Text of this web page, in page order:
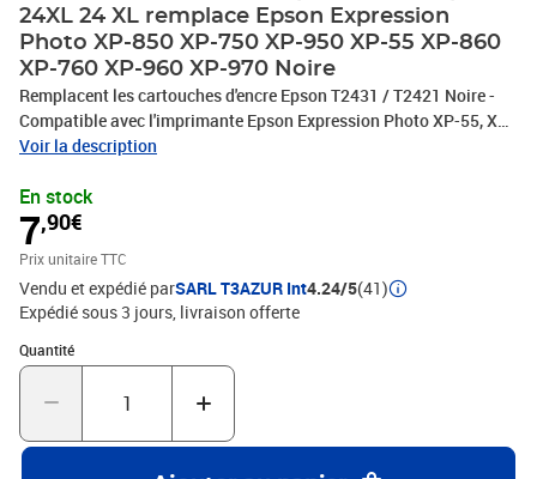
24XL 24 XL remplace Epson Expression
Photo XP-850 XP-750 XP-950 XP-55 XP-860
XP-760 XP-960 XP-970 Noire
Remplacent les cartouches d'encre Epson T2431 / T2421 Noire -
Compatible avec l'imprimante Epson Expression Photo XP-55, XP-
750, XP-760, XP-850, XP-860, XP-950, XP-960 - Ce lot comprend:
normes européennes ISO 9001/14001, STMC, CE, ROHS - 100%
Compatible - Encre de haute qualité qui garantie une excellence
qualité d'impression - Marque T3AZUR
Voir la description
En stock
7,90€
Prix unitaire TTC
Vendu et expédié parSARL T3AZUR Int4.24/5(41)
Expédié sous 3 jours livraison offerte
Quantité
Quantité : 1